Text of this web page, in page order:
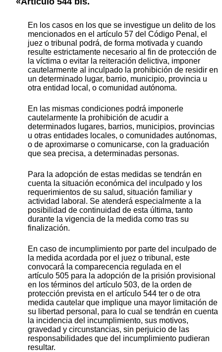
En los casos en los que se investigue un delito de los
mencionados en el artículo 57 del Código Penal, el
juez o tribunal podrá, de forma motivada y cuando
resulte estrictamente necesario al fin de protección de
la víctima o evitar la reiteración delictiva, imponer
cautelarmente al inculpado la prohibición de residir en
un determinado lugar, barrio, municipio, provincia u
otra entidad local, o comunidad autónoma.
En las mismas condiciones podrá imponerle
cautelarmente la prohibición de acudir a
determinados lugares, barrios, municipios, provincias
u otras entidades locales, o comunidades autónomas,
o de aproximarse o comunicarse, con la graduación
que sea precisa, a determinadas personas.
Para la adopción de estas medidas se tendrán en
cuenta la situación económica del inculpado y los
requerimientos de su salud, situación familiar y
actividad laboral. Se atenderá especialmente a la
posibilidad de continuidad de esta última, tanto
durante la vigencia de la medida como tras su
finalización.
En caso de incumplimiento por parte del inculpado de
la medida acordada por el juez o tribunal, este
convocará la comparecencia regulada en el
artículo 505 para la adopción de la prisión provisional
en los términos del artículo 503, de la orden de
protección prevista en el artículo 544 ter o de otra
medida cautelar que implique una mayor limitación de
su libertad personal, para lo cual se tendrán en cuenta
la incidencia del incumplimiento, sus motivos,
gravedad y circunstancias, sin perjuicio de las
responsabilidades que del incumplimiento pudieran
resultar.